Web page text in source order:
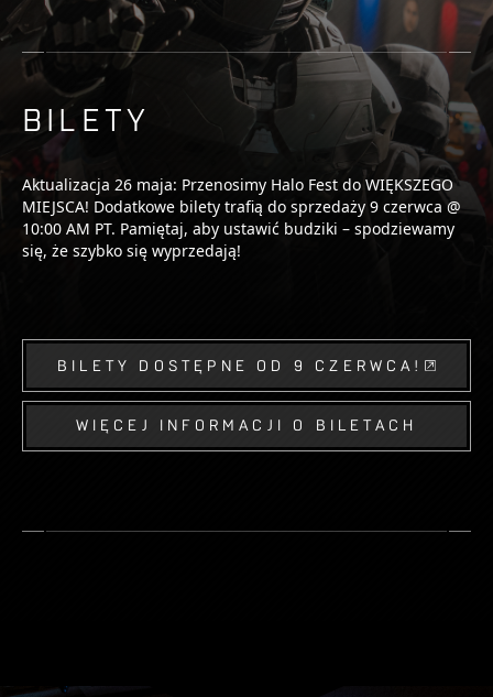
BILETY
Aktualizacja 26 maja: Przenosimy Halo Fest do WIĘKSZEGO
MIEJSCA! Dodatkowe bilety trafią do sprzedaży 9 czerwca @
10:00 AM PT. Pamiętaj, aby ustawić budziki – spodziewamy
się, że szybko się wyprzedają!
BILETY DOSTĘPNE OD 9 CZERWCA!
WIĘCEJ INFORMACJI O BILETACH